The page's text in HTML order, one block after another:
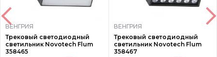
ВЕНГРИЯ
Трековый светодиодный
светильник Novotech Flum
358465
ВЕНГРИЯ
Трековый светодиодный
светильник Novotech Flum
358467